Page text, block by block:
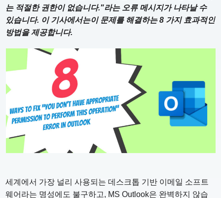
는 적절한 권한이 없습니다."라는 오류 메시지가 나타날 수
있습니다. 이 기사에서는이 문제를 해결하는 8 가지 효과적인
방법을 제공합니다.
세계에서 가장 널리 사용되는 데스크톱 기반 이메일 소프트
웨어라는 명성에도 불구하고, MS Outlook은 완벽하지 않습